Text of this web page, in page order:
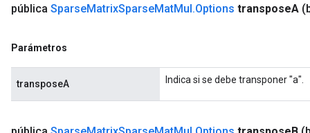
pública SparseMatrixSparseMatMul.Options transposeA
Parámetros
transposeA Indica si se debe transponer "a".